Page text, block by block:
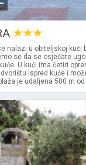
nalazi u obiteljskoj kući
se da se osjećate
U kući ima četiri
ispred kuće i
je udaljena 500 m od